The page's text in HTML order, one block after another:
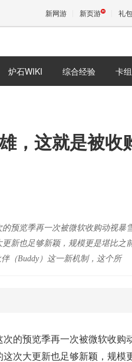
新网游 新页游 礼
炉石WIKI 综合经验 卡
，这就是被收
预览季再一次被微软收购动视暴
新也足够新颖，规模更是堪比之
（Buddy）这一新机制，这个所
的预览季再一次被微软收购
次大更新也足够新颖，规模